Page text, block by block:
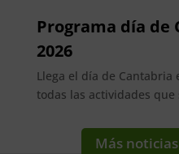
Programa día de
2026
Llega el día de Cantabria
todas las actividades que
Más